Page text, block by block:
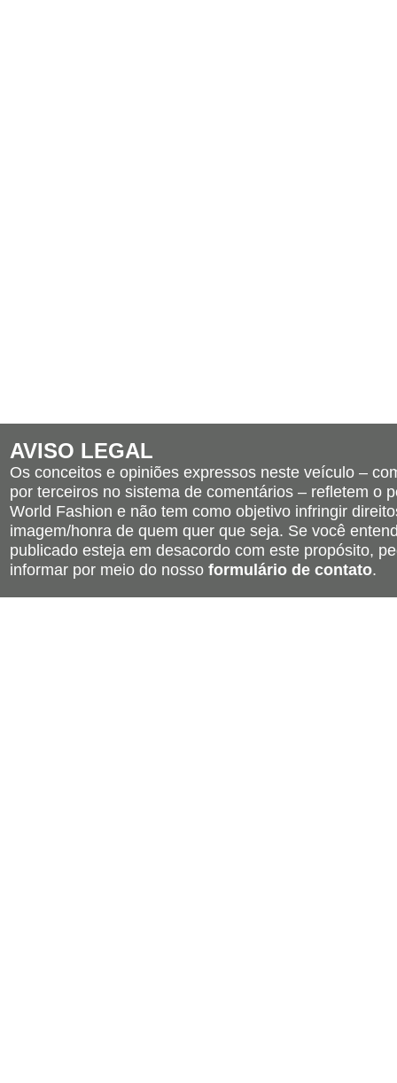
AVISO LEGAL
Os conceitos e opiniões expressos neste veículo –
por terceiros no sistema de comentários – refletem o
World Fashion e não tem como objetivo infringir
imagem/honra de quem quer que seja. Se você
publicado esteja em desacordo com este propósito,
informar por meio do nosso formulário de contato.